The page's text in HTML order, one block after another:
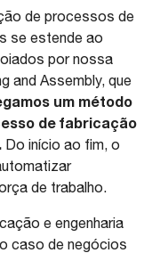
de processos de
se estende ao
por nossa
and Assembly, que
um método
de fabricação
. Do início ao fim, o
de trabalho.
e engenharia
caso de negócios